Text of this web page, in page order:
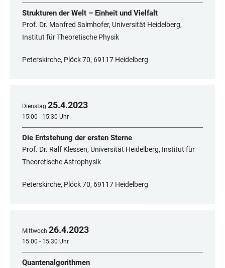
Strukturen der Welt – Einheit und Vielfalt
Prof. Dr. Manfred Salmhofer, Universität Heidelberg,
Institut für Theoretische Physik
Peterskirche, Plöck 70, 69117 Heidelberg
Dienstag 25.4.2023
15:00 - 15:30 Uhr
Die Entstehung der ersten Sterne
Prof. Dr. Ralf Klessen, Universität Heidelberg, Institut für
Theoretische Astrophysik
Peterskirche, Plöck 70, 69117 Heidelberg
Mittwoch 26.4.2023
15:00 - 15:30 Uhr
Quantenalgorithmen